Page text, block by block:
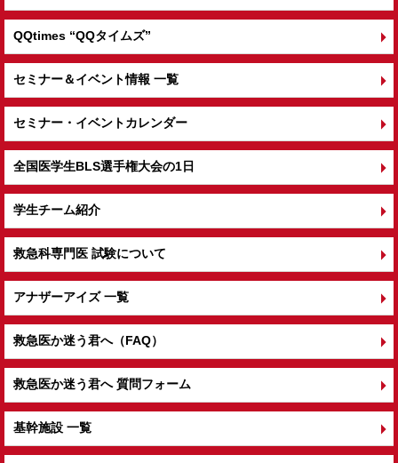
QQtimes “QQタイムズ”
セミナー＆イベント情報 一覧
セミナー・イベントカレンダー
全国医学生BLS選手権大会の1日
学生チーム紹介
救急科専門医 試験について
アナザーアイズ 一覧
救急医か迷う君へ（FAQ）
救急医か迷う君へ 質問フォーム
基幹施設 一覧